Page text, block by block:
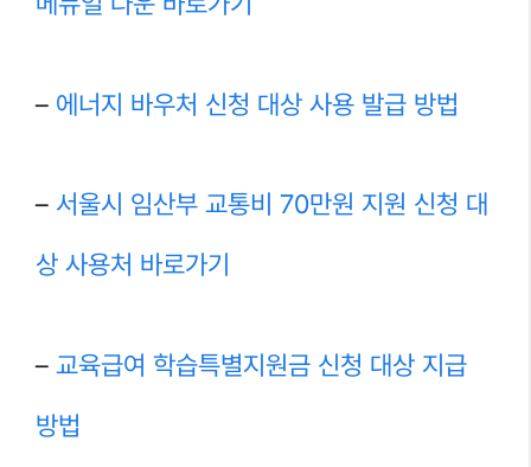
– 에너지 바우처 신청 대상 사용 발급 방법
– 서울시 임산부 교통비 70만원 지원 신청 대
상 사용처 바로가기
– 교육급여 학습특별지원금 신청 대상 지급
방법